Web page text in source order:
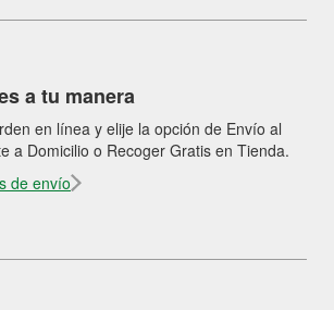
a tu manera
en línea y elije la opción de Envío al
a Domicilio o Recoger Gratis en Tienda.
de envío